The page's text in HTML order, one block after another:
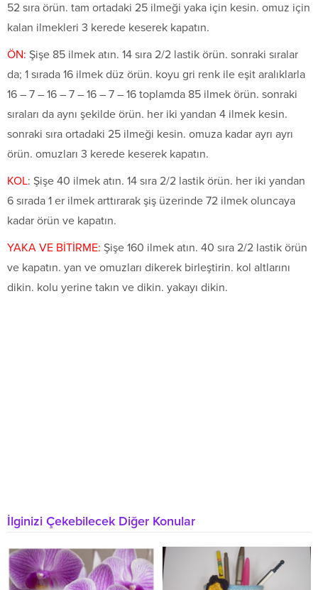
52 sıra örün. tam ortadaki 25 ilmeği yaka için kesin. omuz için
kalan ilmekleri 3 kerede keserek kapatın.
ÖN: Şişe 85 ilmek atın. 14 sıra 2/2 lastik örün. sonraki sıralar
da; 1 sırada 16 ilmek düz örün. koyu gri renk ile eşit aralıklarla
16 – 7 – 16 – 7 – 16 – 7 – 16 toplamda 85 ilmek örün. sonraki
sıraları da aynı şekilde örün. her iki yandan 4 ilmek kesin.
sonraki sıra ortadaki 25 ilmeği kesin. omuza kadar ayrı ayrı
örün. omuzları 3 kerede keserek kapatın.
KOL: Şişe 40 ilmek atın. 14 sıra 2/2 lastik örün. her iki yandan
6 sırada 1 er ilmek arttırarak şiş üzerinde 72 ilmek oluncaya
kadar örün ve kapatın.
YAKA VE BİTİRME: Şişe 160 ilmek atın. 40 sıra 2/2 lastik örün
ve kapatın. yan ve omuzları dikerek birleştirin. kol altlarını
dikin. kolu yerine takın ve dikin. yakayı dikin.
İlginizi Çekebilecek Diğer Konular